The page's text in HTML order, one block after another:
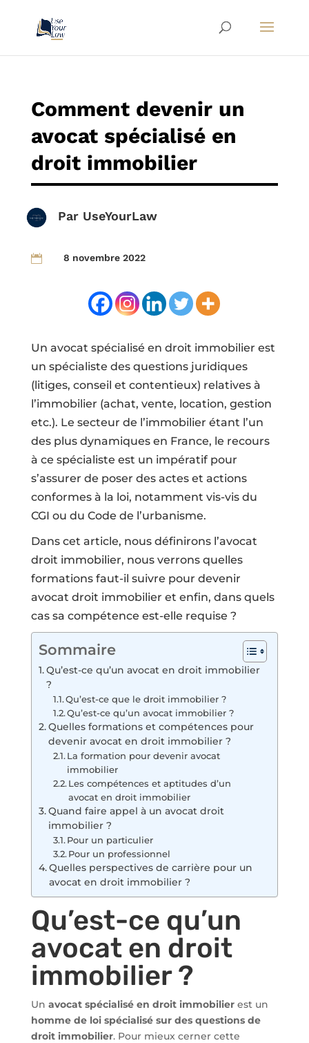
Comment devenir un
avocat spécialisé en
droit immobilier
Par UseYourLaw
 8 novembre 2022
Un avocat spécialisé en droit immobilier est
un spécialiste des questions juridiques
(litiges, conseil et contentieux) relatives à
l’immobilier (achat, vente, location, gestion
etc.). Le secteur de l’immobilier étant l’un
des plus dynamiques en France, le recours
à ce spécialiste est un impératif pour
s’assurer de poser des actes et actions
conformes à la loi, notamment vis-vis du
CGI ou du Code de l’urbanisme.
Dans cet article, nous définirons l’avocat
droit immobilier, nous verrons quelles
formations faut-il suivre pour devenir
avocat droit immobilier et enfin, dans quels
cas sa compétence est-elle requise ?
Sommaire
Qu’est-ce qu’un avocat en droit immobilier
?
Qu’est-ce que le droit immobilier ?
Qu’est-ce qu’un avocat immobilier ?
Quelles formations et compétences pour
devenir avocat en droit immobilier ?
La formation pour devenir avocat
immobilier
Les compétences et aptitudes d’un
avocat en droit immobilier
Quand faire appel à un avocat droit
immobilier ?
Pour un particulier
Pour un professionnel
Quelles perspectives de carrière pour un
avocat en droit immobilier ?
Qu’est-ce qu’un
avocat en droit
immobilier ?
Un avocat spécialisé en droit immobilierest un
homme de loi spécialisé sur des questions de
droit immobilier. Pour mieux cerner cette